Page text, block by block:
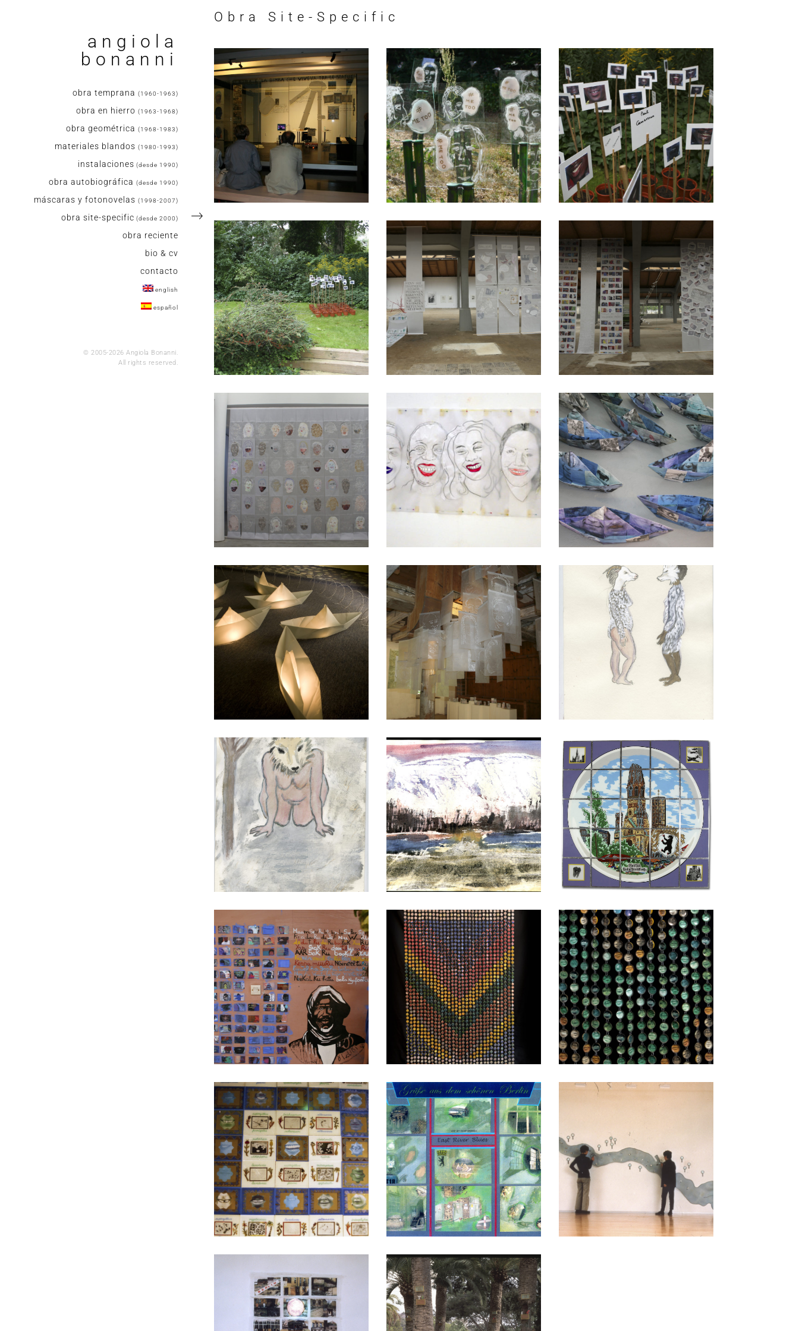
angiola
bonanni
obra temprana (1960-1963)
obra en hierro (1963-1968)
obra geométrica (1968-1983)
materiales blandos (1980-1993)
instalaciones (desde 1990)
obra autobiográfica (desde 1990)
máscaras y fotonovelas (1998-2007)
obra site-specific (desde 2000)
obra reciente
bio & cv
contacto
english
español
© 2005-2026 Angiola Bonanni.
All rights reserved.
Obra Site-Specific